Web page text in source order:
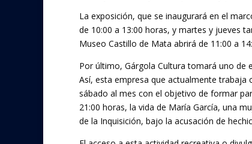
La exposición, que se inaugurará en el
de 10:00 a 13:00 horas, y martes y jueves
Museo Castillo de Mata abrirá de 11:00 a
Por último, Gárgola Cultura tomará uno
Así, esta empresa que actualmente trabaja
sábado al mes con el objetivo de formar
21:00 horas, la vida de María García, una
de la Inquisición, bajo la acusación de